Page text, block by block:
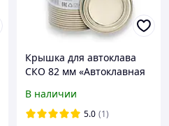
Крышка для автоклава
СКО 82 мм «Автоклавная
В наличии
5.0 (1)